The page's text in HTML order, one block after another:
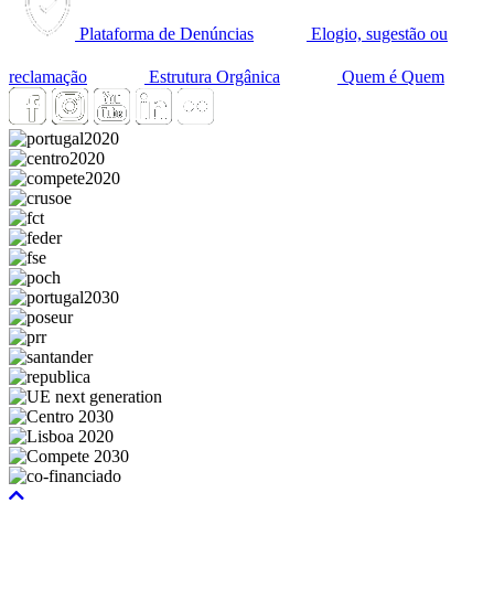
Plataforma de Denúncias Elogio, sugestão ou
reclamação Estrutura Orgânica Quem é Quem